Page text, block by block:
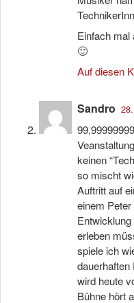
Einfach mal
🙂
Auf diesen
Sandro
keinen
so mischt
Auftritt auf
einem
erleben
spiele ich
wird heute
Bühne hört